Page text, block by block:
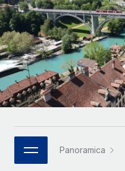
CASE STUDIES
Cultivating a
Partnership with
At a glance Discover the
journey management
Español
Italiano
Português (Portugal)
日本語
한국어
中文（简体）
Panoramica